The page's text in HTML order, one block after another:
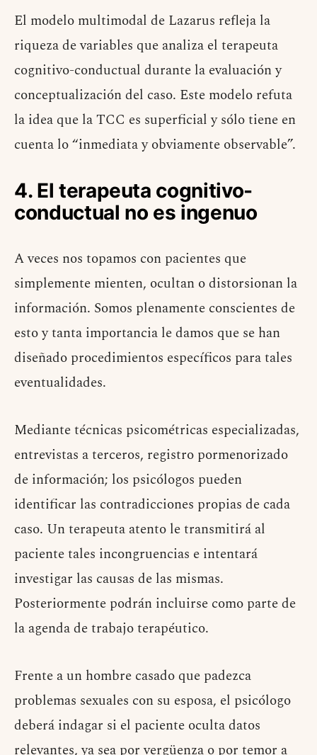
El modelo multimodal de Lazarus refleja la
riqueza de variables que analiza el terapeuta
cognitivo-conductual durante la evaluación y
conceptualización del caso. Este modelo refuta
la idea que la TCC es superficial y sólo tiene en
cuenta lo “inmediata y obviamente observable”.
4. El terapeuta cognitivo-
conductual no es ingenuo
A veces nos topamos con pacientes que
simplemente mienten, ocultan o distorsionan la
información. Somos plenamente conscientes de
esto y tanta importancia le damos que se han
diseñado procedimientos específicos para tales
eventualidades.
Mediante técnicas psicométricas especializadas,
entrevistas a terceros, registro pormenorizado
de información; los psicólogos pueden
identificar las contradicciones propias de cada
caso. Un terapeuta atento le transmitirá al
paciente tales incongruencias e intentará
investigar las causas de las mismas.
Posteriormente podrán incluirse como parte de
la agenda de trabajo terapéutico.
Frente a un hombre casado que padezca
problemas sexuales con su esposa, el psicólogo
deberá indagar si el paciente oculta datos
relevantes, ya sea por vergüenza o por temor a